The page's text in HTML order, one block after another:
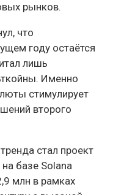
рынков.
что
году остаётся
лишь
Именно
стимулирует
второго
стал проект
базе Solana
млн в рамках